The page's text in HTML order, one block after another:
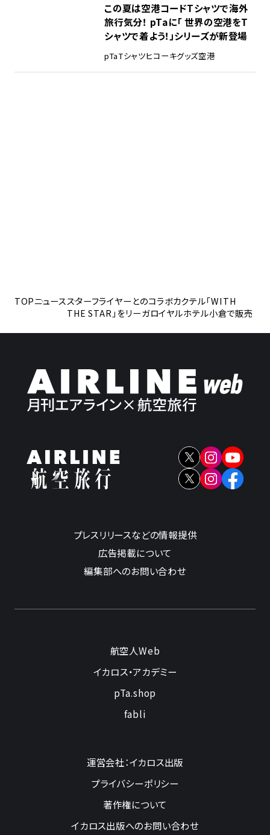
この夏は空港コードTシャツで海外
旅行気分！ pTaに「 世界の空港をT
シャツで着よう！」シリーズが新登場
pTaTシャツヒコーキグッズ空港
TOPニューススターフライヤーとのコラボカクテル「WITH
THE STAR」をリーガロイヤルホテル小倉で販売
プレスリリースなどの情報提供
広告掲載について
編集部へのお問い合わせ
航空人Web
イカロス・アカデミー
pTa.shop
fabli
運営会社：イカロス出版
プライバシーポリシー
著作権について
イカロス出版へのお問い合わせ